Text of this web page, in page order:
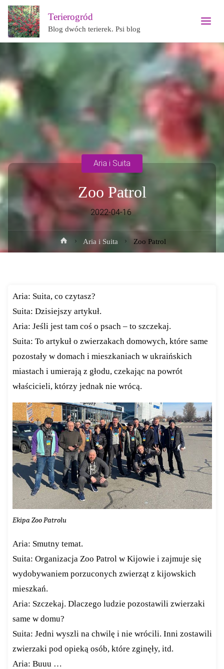
Terierogród
Blog dwóch terierek. Psi blog
Zoo Patrol
2022-04-16
Aria i Suita
Strona
główna
Aria i Suita Zoo Patrol
Aria: Suita, co czytasz?
Suita: Dzisiejszy artykuł.
Aria: Jeśli jest tam coś o psach – to szczekaj.
Suita: To artykuł o zwierzakach domowych, które same
pozostały w domach i mieszkaniach w ukraińskich
miastach i umierają z głodu, czekając na powrót
właścicieli, którzy jednak nie wrócą.
Ekipa Zoo Patrolu
Aria: Smutny temat.
Suita: Organizacja Zoo Patrol w Kijowie i zajmuje się
wydobywaniem porzuconych zwierząt z kijowskich
mieszkań.
Aria: Szczekaj. Dlaczego ludzie pozostawili zwierzaki
same w domu?
Suita: Jedni wyszli na chwilę i nie wrócili. Inni zostawili
zwierzaki pod opieką osób, które zginęły, itd.
Aria: Buuu …